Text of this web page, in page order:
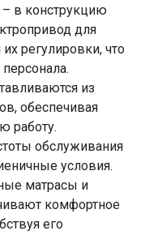
в конструкцию
для
регулировки, что
из
обеспечивая
работу.
обслуживания
условия.
матрасы и
комфортное
его